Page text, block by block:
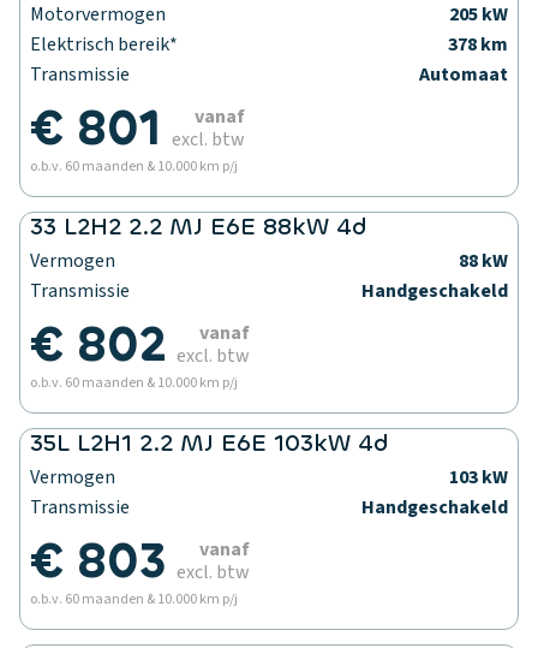
Motorvermogen
205 kW
Elektrisch bereik*
378 km
Transmissie
Automaat
€ 801
vanaf
excl. btw
o.b.v. 60 maanden & 10.000 km p/j
33 L2H2 2.2 MJ E6E 88kW 4d
Vermogen
88 kW
Transmissie
Handgeschakeld
€ 802
vanaf
excl. btw
o.b.v. 60 maanden & 10.000 km p/j
35L L2H1 2.2 MJ E6E 103kW 4d
Vermogen
103 kW
Transmissie
Handgeschakeld
€ 803
vanaf
excl. btw
o.b.v. 60 maanden & 10.000 km p/j